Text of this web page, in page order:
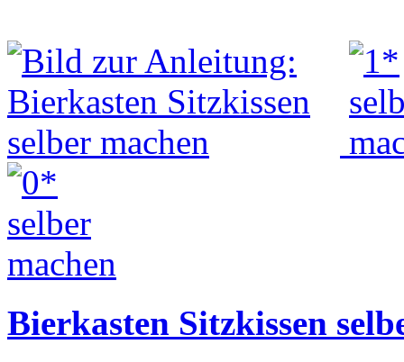
Bierkasten Sitzkissen